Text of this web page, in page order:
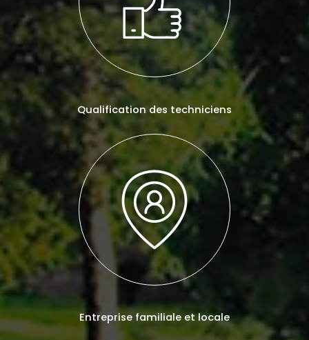
Qualification des techniciens
Entreprise familiale et locale